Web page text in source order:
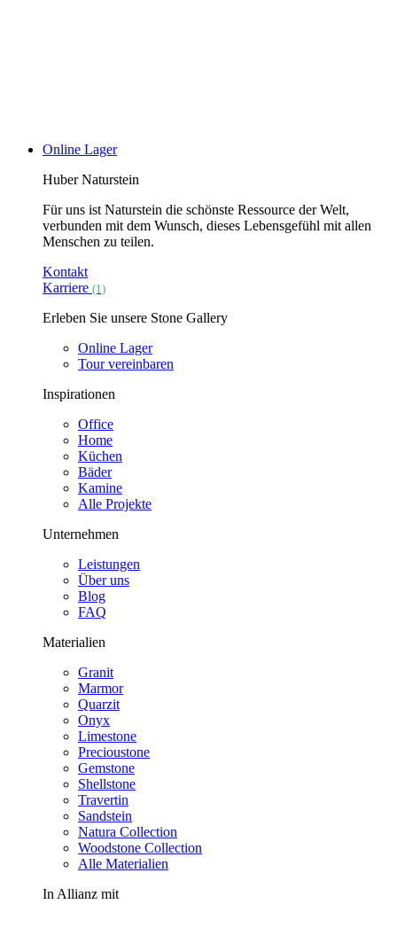
Online Lager
Huber Naturstein
Für uns ist Naturstein die schönste Ressource der Welt,
verbunden mit dem Wunsch, dieses Lebensgefühl mit allen
Menschen zu teilen.
Kontakt
Karriere (1)
Erleben Sie unsere Stone Gallery
Online Lager
Tour vereinbaren
Inspirationen
Office
Home
Küchen
Bäder
Kamine
Alle Projekte
Unternehmen
Leistungen
Über uns
Blog
FAQ
Materialien
Granit
Marmor
Quarzit
Onyx
Limestone
Precioustone
Gemstone
Shellstone
Travertin
Sandstein
Natura Collection
Woodstone Collection
Alle Materialien
In Allianz mit